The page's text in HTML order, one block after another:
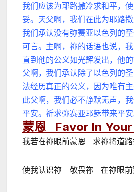
我们应该为耶路撒冷求和平，
妥。天父啊，我们在此为耶路撒
我们承认没有弥赛亚以色列的
可言。主啊，祢的话语也说，我
直到他的公义如光辉发出，他的
父啊，我们承认除了以色列的
法经历真正的公义，因为唯有
此父啊，我们必不静默无声，
平安。祈求弥赛亚耶稣带来平安
蒙恩 Favor In Your
我若在祢眼前蒙恩 求祢将道路
使我认识祢 敬畏祢 在祢眼前